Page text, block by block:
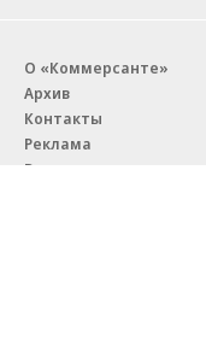
О «Коммерсанте»
Архив
Контакты
Реклама
Вакансии